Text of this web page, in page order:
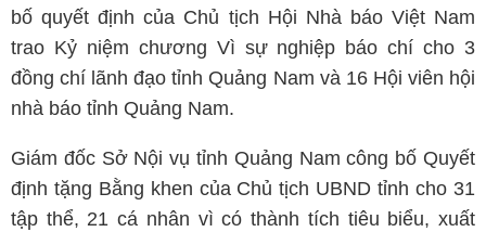
bố quyết định của Chủ tịch Hội Nhà báo Việt Nam
trao Kỷ niệm chương Vì sự nghiệp báo chí cho 3
đồng chí lãnh đạo tỉnh Quảng Nam và 16 Hội viên hội
nhà báo tỉnh Quảng Nam.
Giám đốc Sở Nội vụ tỉnh Quảng Nam công bố Quyết
định tặng Bằng khen của Chủ tịch UBND tỉnh cho 31
tập thể, 21 cá nhân vì có thành tích tiêu biểu, xuất